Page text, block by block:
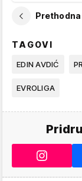
TAGOVI
EDIN AVDIĆ
EVROLIGA